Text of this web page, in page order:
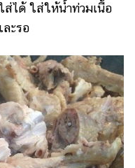
ส่ได้ ใส่ให้น้ำท่วมเนื้อ
ะรอ